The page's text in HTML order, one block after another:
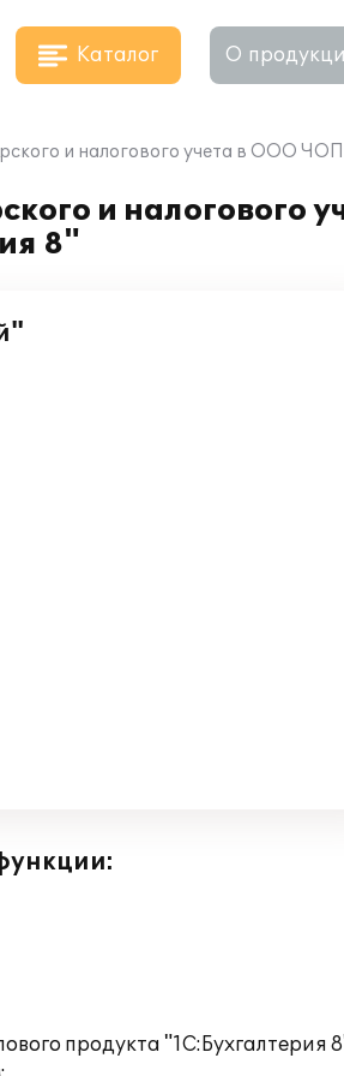
Каталог О
и налогового учета в ООО
и
8"
продукта